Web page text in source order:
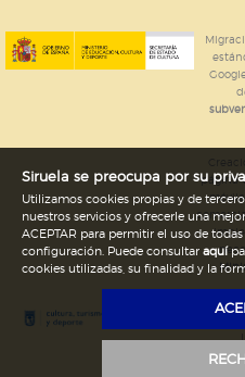
página
Siruela se preocupa por su
Utilizamos cookies propias y de
nuestros servicios y ofrecerle una
ACEPTAR para permitir el uso de
configuración. Puede consultar aquí
cookies utilizadas, su finalidad y la